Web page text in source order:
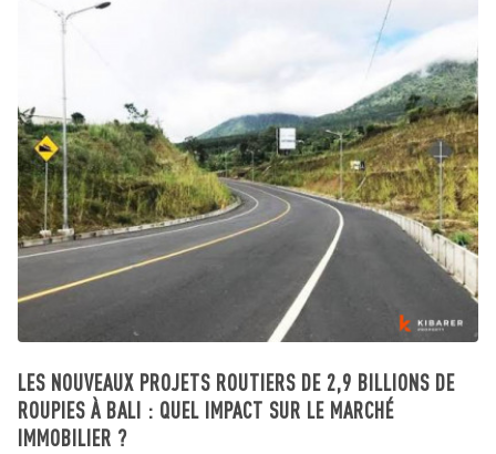
LES NOUVEAUX PROJETS ROUTIERS DE 2,9 BILLIONS DE
ROUPIES À BALI : QUEL IMPACT SUR LE MARCHÉ
IMMOBILIER ?